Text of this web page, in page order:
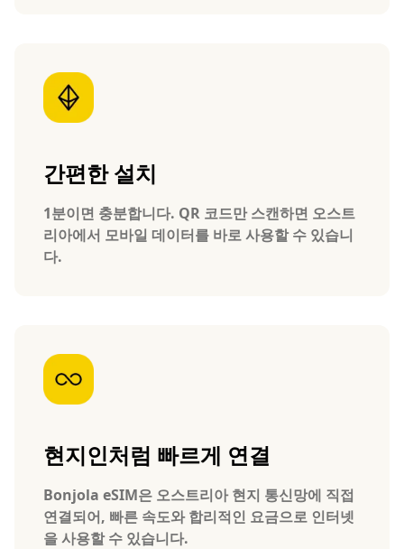
간편한 설치
1분이면 충분합니다. QR 코드만 스캔하면 오스트
리아에서 모바일 데이터를 바로 사용할 수 있습니
다.
현지인처럼 빠르게 연결
Bonjola eSIM은 오스트리아 현지 통신망에 직접
연결되어, 빠른 속도와 합리적인 요금으로 인터넷
을 사용할 수 있습니다.